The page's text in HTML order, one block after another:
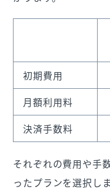
初期費用
月額利用料
決済手数料
それぞれの費用や手
ったプランを選択し